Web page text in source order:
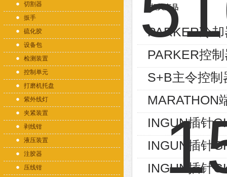
切割器
扳手
硫化胶
设备包
检测装置
控制单元
打磨机托盘
紫外线灯
夹紧装置
剥线钳
液压装置
注胶器
压线钳
相关产品
PARKER冷
PARKER控
S+B主令控
MARATHON
INGUN插针
INGUN插针
INGUN插针